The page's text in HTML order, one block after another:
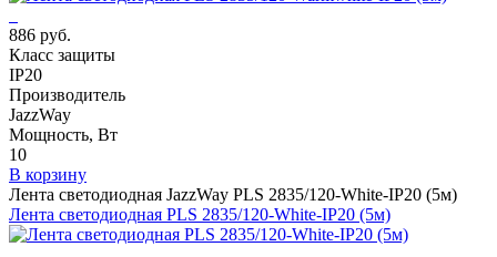
886 руб.
Класс защиты
IP20
Производитель
JazzWay
Мощность, Вт
10
В корзину
Лента светодиодная JazzWay PLS 2835/120-White-IP20 (5м)
Лента светодиодная PLS 2835/120-White-IP20 (5м)